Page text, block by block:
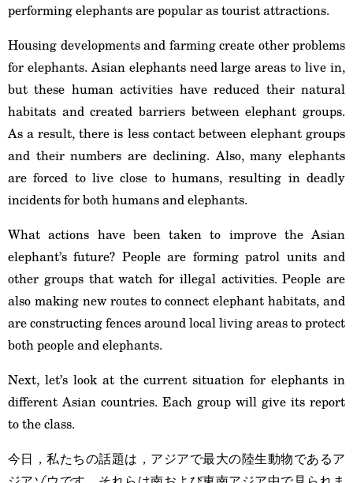
performing elephants are popular as tourist attractions.
Housing developments and farming create other problems
for elephants. Asian elephants need large areas to live in,
but these human activities have reduced their natural
habitats and created barriers between elephant groups.
As a result, there is less contact between elephant groups
and their numbers are declining. Also, many elephants
are forced to live close to humans, resulting in deadly
incidents for both humans and elephants.
What actions have been taken to improve the Asian
elephant’s future? People are forming patrol units and
other groups that watch for illegal activities. People are
also making new routes to connect elephant habitats, and
are constructing fences around local living areas to protect
both people and elephants.
Next, let’s look at the current situation for elephants in
different Asian countries. Each group will give its report
to the class.
今日，私たちの話題は，アジアで最大の陸生動物であるア